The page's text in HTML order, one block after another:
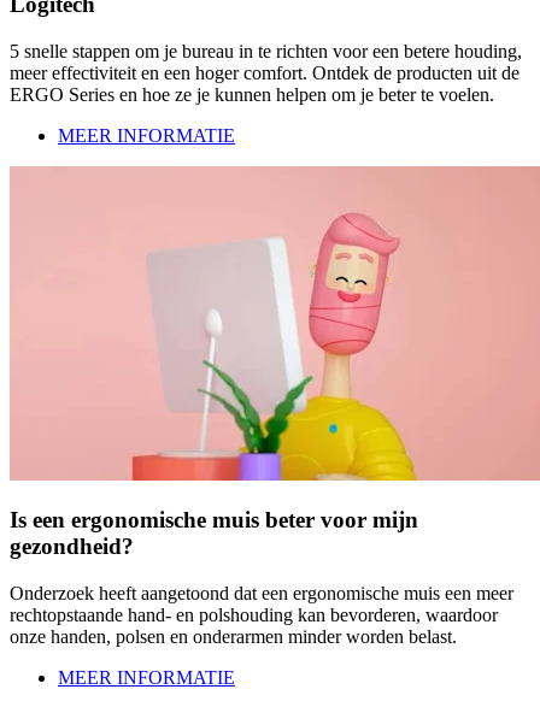
5 snelle stappen om je bureau in te richten voor een betere houding,
meer effectiviteit en een hoger comfort. Ontdek de producten uit de
ERGO Series en hoe ze je kunnen helpen om je beter te voelen.
MEER INFORMATIE
Is een ergonomische muis beter voor mijn
gezondheid?
Onderzoek heeft aangetoond dat een ergonomische muis een meer
rechtopstaande hand- en polshouding kan bevorderen, waardoor
onze handen, polsen en onderarmen minder worden belast.
MEER INFORMATIE